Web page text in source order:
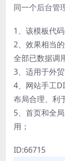
同一个后台管
1、该模板代
2、效果相当
全部已数据调
3、适用于外
4、网站手工
布局合理、利
5、首页和全
用；
ID:66715